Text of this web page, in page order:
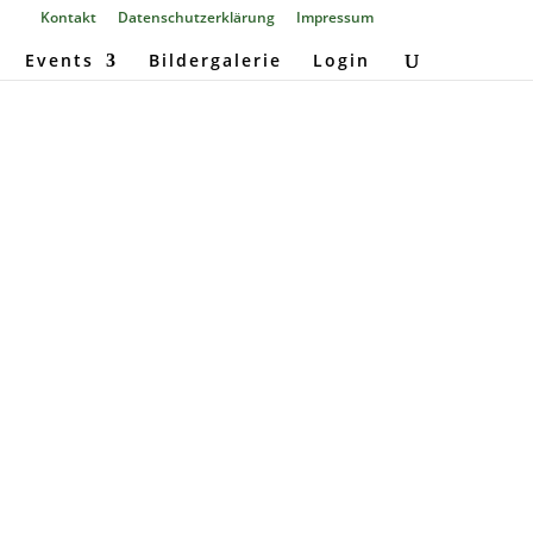
Kontakt Datenschutzerklärung Impressum
Events Bildergalerie Login